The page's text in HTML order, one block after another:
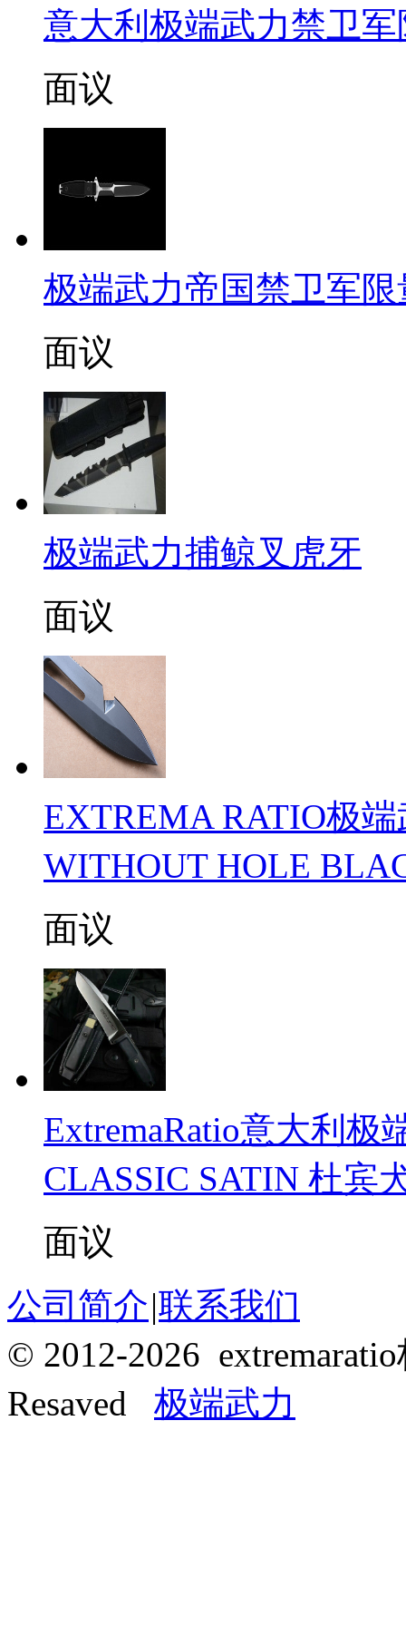
意大利极端武力禁卫
面议
极端武力帝国禁卫军
面议
极端武力捕鲸叉虎牙
面议
EXTREMA RATIO极
WITHOUT HOLE
面议
ExtremaRatio意大利
CLASSIC SATIN 杜宾
面议
公司简介|联系我们
© 2012-2026
Resaved 极端武力